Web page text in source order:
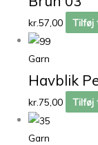
kr.57,00 Tilføj
Garn
Havblik
kr.75,00 Tilføj
Garn